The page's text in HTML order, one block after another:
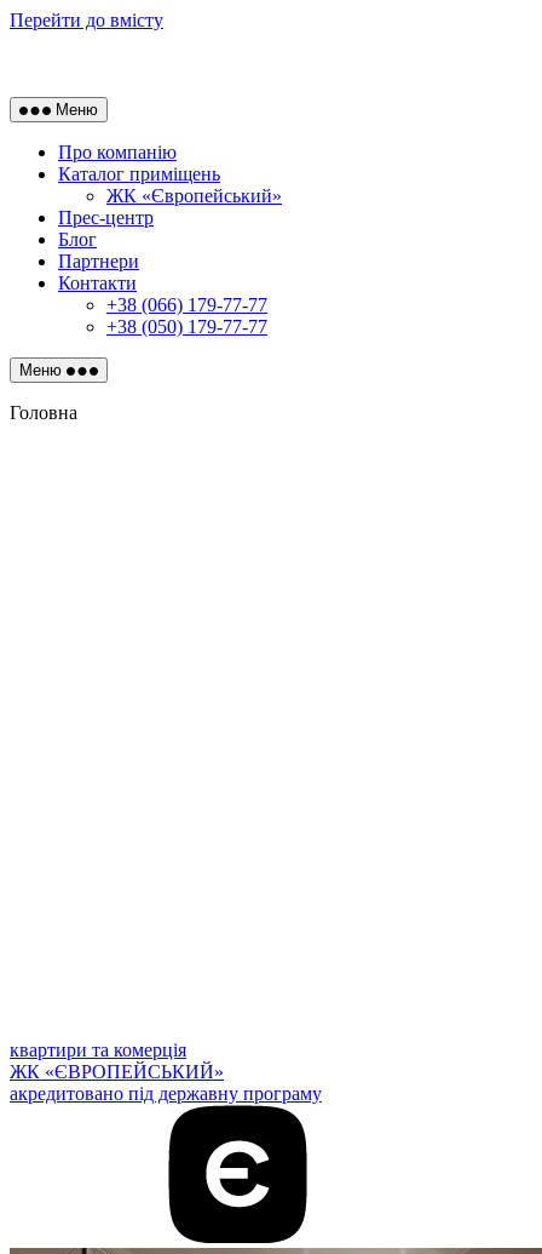
Перейти до вмісту
Меню
Про компанію
Каталог приміщень
ЖК «Європейський»
Прес-центр
Блог
Партнери
Контакти
+38 (066) 179-77-77
+38 (050) 179-77-77
Меню
Головна
квартири та комерція
ЖК «ЄВРОПЕЙСЬКИЙ»
акредитовано під державну програму